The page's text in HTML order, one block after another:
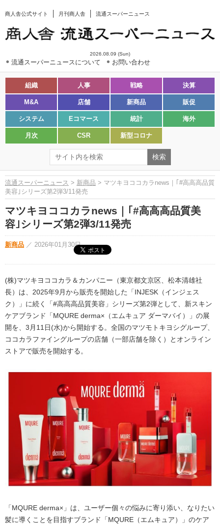
商人舎公式サイト 月刊商人舎 流通スーパーニュース
2026.08.09 (Sun)
流通スーパーニュースについて お問い合わせ
組織 人事 戦略 決算
M&A 店舗 新商品 販促
システム Eコマース 統計 海外
月次 CSR 新型コロナ
流通スーパーニュース > 新商品 > マツキヨココカラnews｜｢#高高高品質
美容｣シリーズ第2弾3/11発売
マツキヨココカラnews｜｢#高高高品質美
容｣シリーズ第2弾3/11発売
新商品 ／ 2026年01月30日
(株)マツキヨココカラ＆カンパニー（東京都文京区、松本清雄社
長）は、2025年9月から販売を開始した「INJESK（インジェス
ク）」に続く「#高高高品質美容」シリーズ第2弾として、新スキン
ケアブランド「MQURE derma×（エムキュア ダーマバイ）」の展
開を、3月11日(水)から開始する。全国のマツモトキヨシグループ、
ココカラファイングループの店舗（一部店舗を除く）とオンライン
ストアで販売を開始する。
「MQURE derma×」は、ユーザー個々の悩みに寄り添い、なりたい
髪に導くことを目指すブランド「MQURE（エムキュア）」のケア